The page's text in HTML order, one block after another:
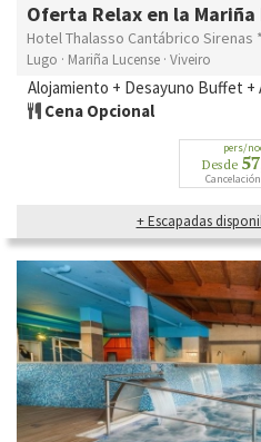
Oferta Relax en la Mariña
Hotel Thalasso Cantábrico
Lugo · Mariña Lucense · Viveiro
Alojamiento + Desayuno Buffet +
Cena Opcional
pers/
Desde
+ Escapadas